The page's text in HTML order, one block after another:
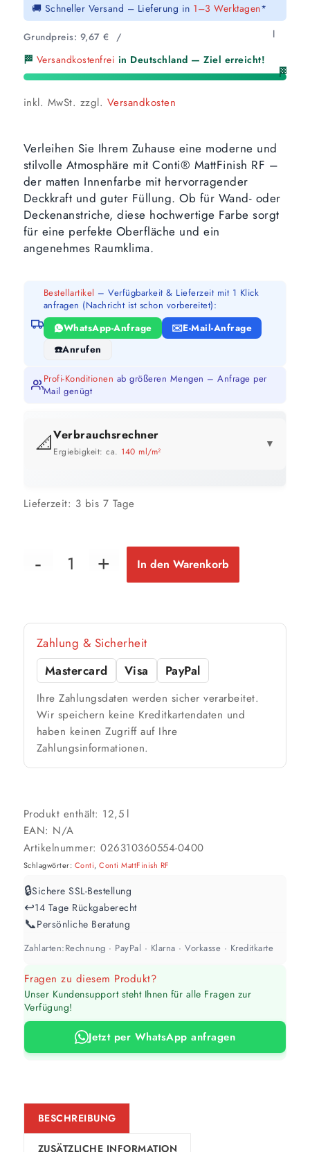
🚚 Schneller Versand – Lieferung in 1–3 Werktagen*
Grundpreis: 9,67€ / l
🏁 Versandkostenfrei in Deutschland — Ziel erreicht!
🏁
inkl. MwSt. zzgl. Versandkosten
Verleihen Sie Ihrem Zuhause eine moderne und
stilvolle Atmosphäre mit Conti® MattFinish RF –
der matten Innenfarbe mit hervorragender
Deckkraft und guter Füllung. Ob für Wand- oder
Deckenanstriche, diese hochwertige Farbe sorgt
für eine perfekte Oberfläche und ein
angenehmes Raumklima.
Bestellartikel – Verfügbarkeit & Lieferzeit mit 1 Klick
anfragen (Nachricht ist schon vorbereitet):
WhatsApp-Anfrage
E-Mail-Anfrage
Anrufen
Profi-Konditionen ab größeren Mengen – Anfrage per
Mail genügt
📐Verbrauchsrechner
Ergiebigkeit: ca. 140 ml/m²
▼
1 Anstrich
bis ca.45 m²
2 Anstriche
🎨 Jetziger Zustand
Farbig / dunkel
2 Anstriche empfohlen
Weiß / hell
Werte sind Richtwerte und können je nach Untergrund und Werkzeug
abweichen. Für 10 % Reserve wird automatisch aufgerundet.
Lieferzeit: 3 bis 7 Tage
In den Warenkorb
Zahlung & Sicherheit
Mastercard
Visa PayPal
Ihre Zahlungsdaten werden sicher verarbeitet.
Wir speichern keine Kreditkartendaten und
haben keinen Zugriff auf Ihre
Zahlungsinformationen.
Produkt enthält: 12,5 l
EAN: N/A
Artikelnummer:026310360554-0400
Schlagwörter: Conti,Conti MattFinish RF
🔒Sichere SSL-Bestellung
↩️14 Tage Rückgaberecht
📞Persönliche Beratung
Zahlarten:Rechnung · PayPal · Klarna · Vorkasse · Kreditkarte
Fragen zu diesem Produkt?
Unser Kundensupport steht Ihnen für alle Fragen zur
Verfügung!
Jetzt per WhatsApp anfragen
BESCHREIBUNG
ZUSÄTZLICHE INFORMATION